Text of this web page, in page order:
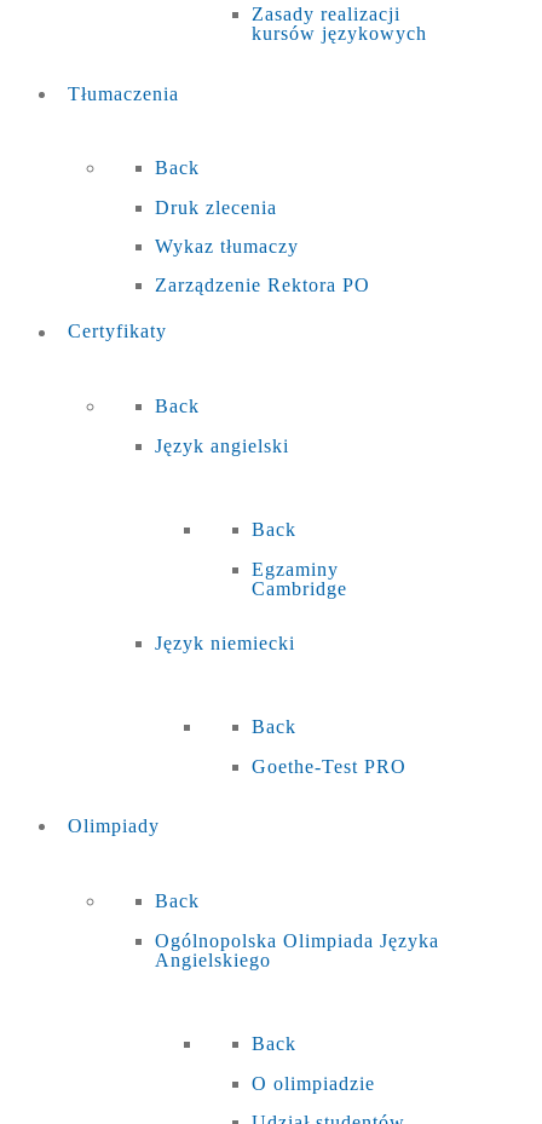
Zasady realizacji
kursów językowych
Tłumaczenia
Back
Druk zlecenia
Wykaz tłumaczy
Zarządzenie Rektora PO
Certyfikaty
Back
Język angielski
Back
Egzaminy
Cambridge
Język niemiecki
Back
Goethe-Test PRO
Olimpiady
Back
Ogólnopolska Olimpiada Języka
Angielskiego
Back
O olimpiadzie